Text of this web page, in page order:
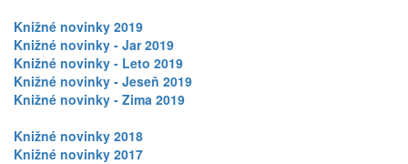
Knižné novinky 2019
Knižné novinky - Jar 2019
Knižné novinky - Leto 2019
Knižné novinky - Jeseň 2019
Knižné novinky - Zima 2019
Knižné novinky 2018
Knižné novinky 2017